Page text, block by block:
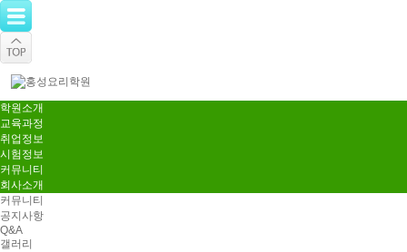
학원소개
교육과정
취업정보
시험정보
커뮤니티
회사소개
커뮤니티
공지사항
Q&A
갤러리